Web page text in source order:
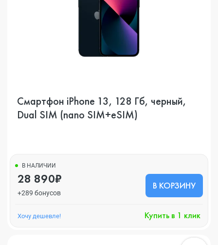
Смартфон iPhone 13, 128 Гб, черный,
Dual SIM (nano SIM+eSIM)
В НАЛИЧИИ
28 890₽
+289 бонусов
В КОРЗИНУ
Хочу дешевле! Купить в 1 клик